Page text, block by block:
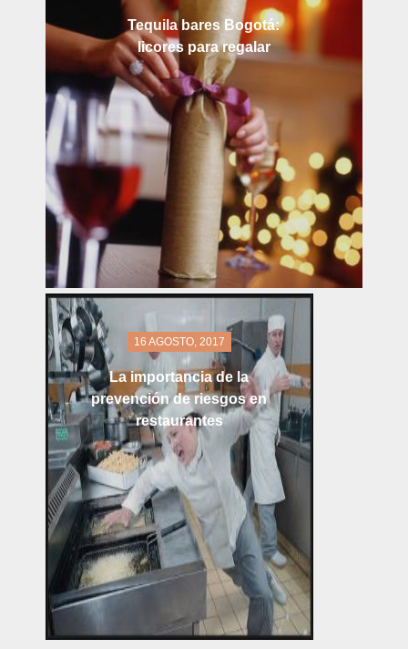
Tequila bares Bogotá:
licores para regalar
16 AGOSTO, 2017
La importancia de la
prevención de riesgos en
restaurantes